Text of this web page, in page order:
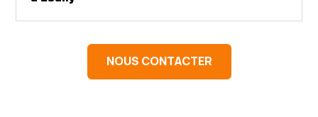
NOUS CONTACTER